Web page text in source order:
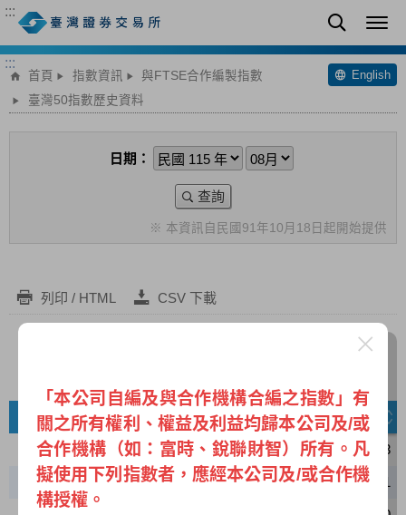
:::
:::
首頁 指數資訊
與FTSE合作編製指數
臺灣50指數歷史資料
English
日期：
查詢
※ 本資訊自民國91年10月18日起開始提供
列印 / HTML CSV 下載
日期 臺灣50指數 臺灣50報酬指數
115/08/03 40,664.36 93,840.13
115/08/04 40,335.71 93,081.71